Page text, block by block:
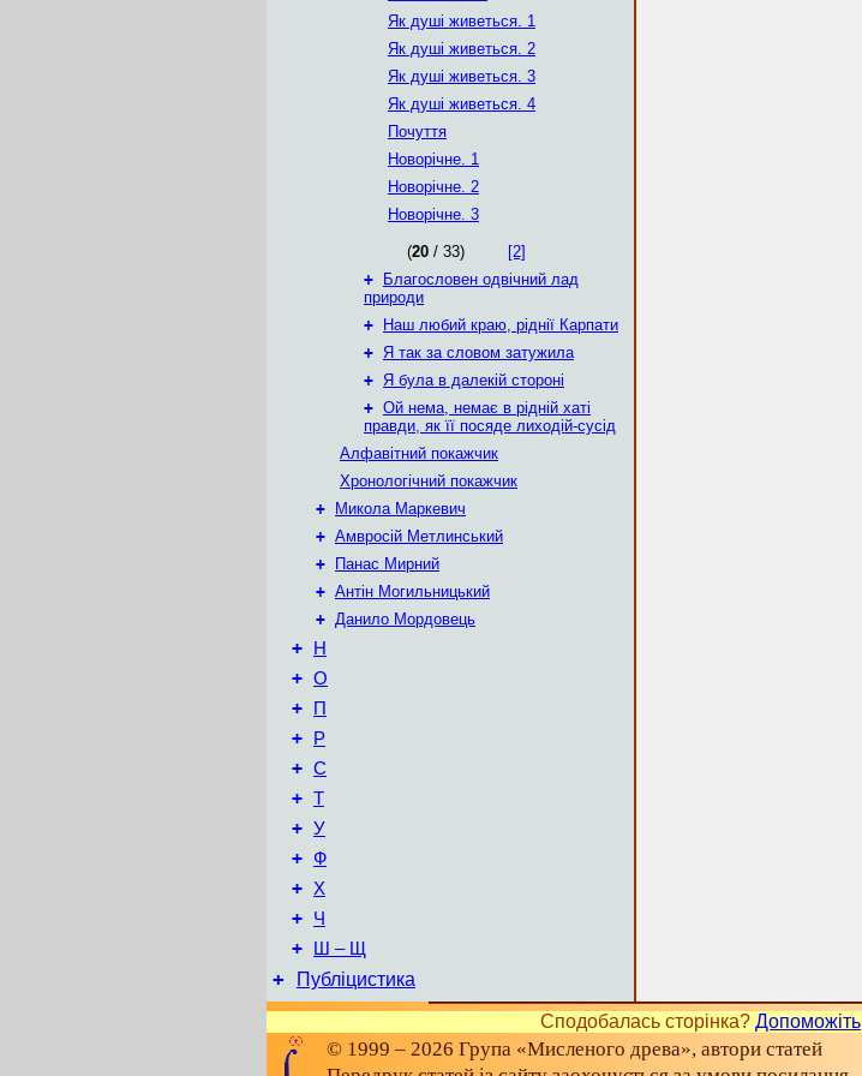
Як душі живеться. 1
Як душі живеться. 2
Як душі живеться. 3
Як душі живеться. 4
Почуття
Новорічне. 1
Новорічне. 2
Новорічне. 3
(20 / 33)
[2]
+
Благословен одвічний лад
природи
+
Наш любий краю, ріднії Карпати
+ Я так за словом затужила
+ Я була в далекій стороні
+ Ой нема, немає в рідній хаті
правди, як її посяде лиходій-сусід
Алфавітний покажчик
Хронологічний покажчик
+
Микола Маркевич
+ Амвросій Метлинський
+
Панас Мирний
+ Антін Могильницький
+ Данило Мордовець
+ Н
+ О
+ П
+ Р
+ С
+ Т
+ У
+ Ф
+ Х
+ Ч
+ Ш – Щ
+ Публіцистика
Сподобалась сторінка? Допоможіть
© 1999 – 2026 Група «Мисленого древа», автори статей